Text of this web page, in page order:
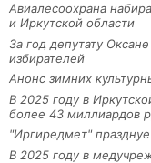
Авиалесоохрана
и Иркутской области
За год депутату
избирателей
Анонс зимних
В 2025 году в
более 43 миллиардов
"Иргиредмет"
В 2025 году в